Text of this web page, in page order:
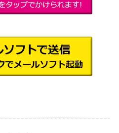
の伝承）
（団結のド
ミナリア）
600
M21】
（基本セッ
500